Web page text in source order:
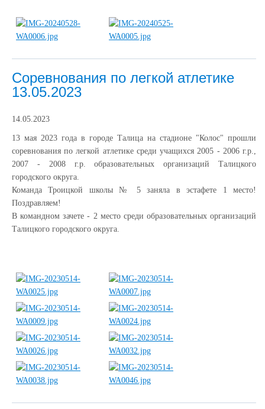
Соревнования по легкой атлетике
13.05.2023
14.05.2023
13 мая 2023 года в городе Талица на стадионе "Колос" прошли
соревнования по легкой атлетике среди учащихся 2005 - 2006 г.р.,
2007 - 2008 г.р. образовательных организаций Талицкого
городского округа.
Команда Троицкой школы № 5 заняла в эстафете 1 место!
Поздравляем!
В командном зачете - 2 место среди образовательных организаций
Талицкого городского округа.